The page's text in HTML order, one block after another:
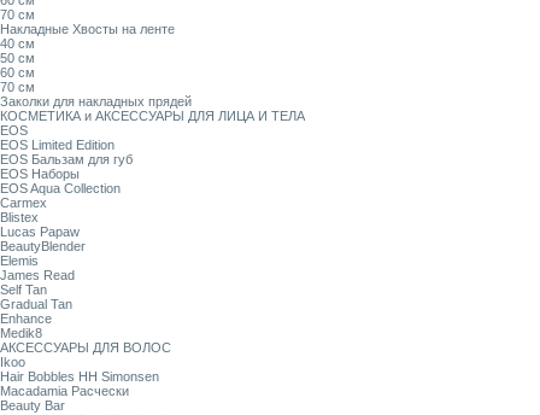
70 см
Накладные Хвосты на ленте
40 см
50 см
60 см
70 см
Заколки для накладных прядей
КОСМЕТИКА и АКСЕССУАРЫ ДЛЯ ЛИЦА И ТЕЛА
EOS
EOS Limited Edition
EOS Бальзам для губ
EOS Наборы
EOS Aqua Collection
Carmex
Blistex
Lucas Papaw
BeautyBlender
Elemis
James Read
Self Tan
Gradual Tan
Enhance
Medik8
АКСЕССУАРЫ ДЛЯ ВОЛОС
Ikoo
Hair Bobbles HH Simonsen
Macadamia Расчески
Beauty Bar